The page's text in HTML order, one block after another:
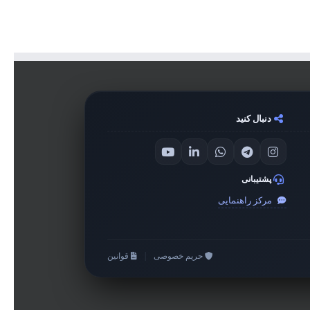
دنبال کنید
پشتیبانی
مرکز راهنمایی
حریم خصوصی قوانین